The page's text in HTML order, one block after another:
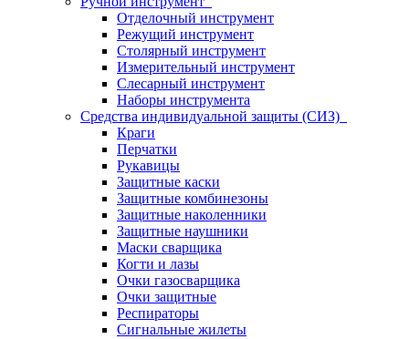
Отделочный инструмент
Режущий инструмент
Столярный инструмент
Измерительный инструмент
Слесарный инструмент
Наборы инструмента
Средства индивидуальной защиты (СИЗ)
Краги
Перчатки
Рукавицы
Защитные каски
Защитные комбинезоны
Защитные наколенники
Защитные наушники
Маски сварщика
Когти и лазы
Очки газосварщика
Очки защитные
Респираторы
Сигнальные жилеты